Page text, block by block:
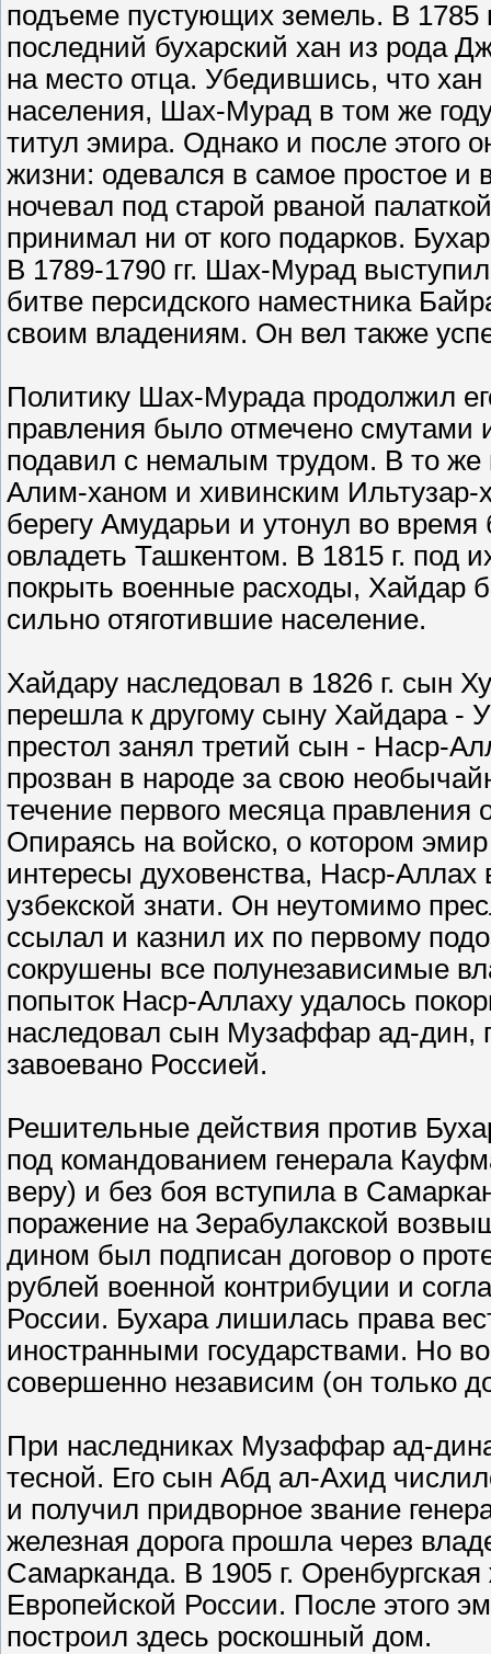
подъеме пустующих земель. В 1785
последний бухарский хан из рода
на место отца. Убедившись, что
населения, Шах-Мурад в том же
титул эмира. Однако и после этого
жизни: одевался в самое простое и
ночевал под старой рваной
принимал ни от кого подарков.
В 1789-1790 гг. Шах-Мурад
битве персидского наместника
своим владениям. Он вел также
Политику Шах-Мурада продолжил
правления было отмечено смутами
подавил с немалым трудом. В то же
Алим-ханом и хивинским Ильтузар-
берегу Амударьи и утонул во время
овладеть Ташкентом. В 1815 г. под
покрыть военные расходы, Хайдар
сильно отяготившие население.
Хайдару наследовал в 1826 г. сын
перешла к другому сыну Хайдара -
престол занял третий сын - Наср-
прозван в народе за свою
течение первого месяца правления
Опираясь на войско, о котором
интересы духовенства, Наср-Аллах
узбекской знати. Он неутомимо
ссылал и казнил их по первому
сокрушены все полунезависимые
попыток Наср-Аллаху удалось
наследовал сын Музаффар ад-дин,
завоевано Россией.
Решительные действия против
под командованием генерала
веру) и без боя вступила в
поражение на Зерабулакской
дином был подписан договор о
рублей военной контрибуции и
России. Бухара лишилась права
иностранными государствами. Но
совершенно независим (он только
При наследниках Музаффар ад-
тесной. Его сын Абд ал-Ахид
и получил придворное звание
железная дорога прошла через
Самарканда. В 1905 г.
Европейской России. После этого
построил здесь роскошный дом.